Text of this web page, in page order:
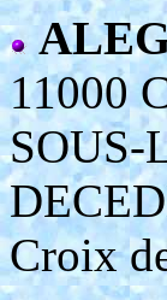
11000
Croix